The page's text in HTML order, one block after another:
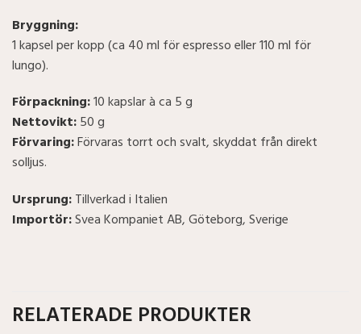
Bryggning:
1 kapsel per kopp (ca 40 ml för espresso eller 110 ml för
lungo).
Förpackning:10 kapslar à ca 5 g
Nettovikt:50 g
Förvaring:Förvaras torrt och svalt, skyddat från direkt
solljus.
Ursprung:Tillverkad i Italien
Importör:Svea Kompaniet AB, Göteborg, Sverige
RELATERADE PRODUKTER